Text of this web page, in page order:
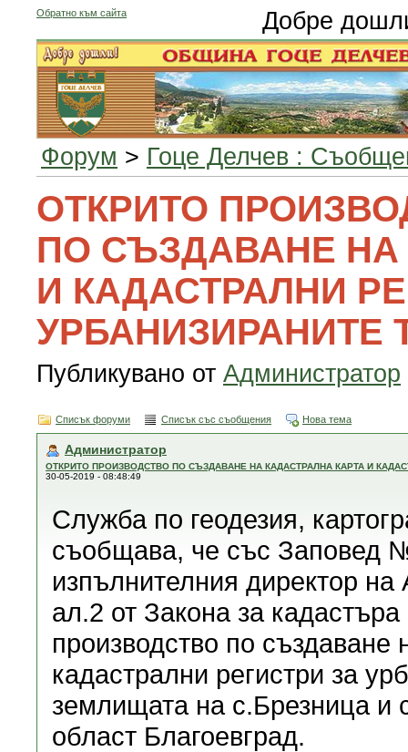
Обратно към сайта Добре
Форум > Гоце Делчев :
ОТКРИТО
ПО СЪЗДАВАНЕ НА
И КАДАСТРАЛНИ
УРБАНИЗИРАНИТЕ
Публикувано от Администратор
Списък форуми Списък със съобщения Нова тема
Администратор
ОТКРИТО ПРОИЗВОДСТВО ПО СЪЗДАВАНЕ НА КАДАСТРАЛНА КАРТА И
30-05-2019 - 08:48:49
Служба по геодезия,
съобщава, че със Заповед
изпълнителния директор
ал.2 от Закона за
производство по създаване
кадастрални регистри за
землищата на с.Брезница и
област Благоевград.